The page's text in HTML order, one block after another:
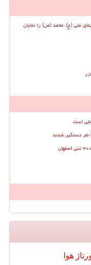
علی (ع)، محمد (ص) را نمایان
است
هوا